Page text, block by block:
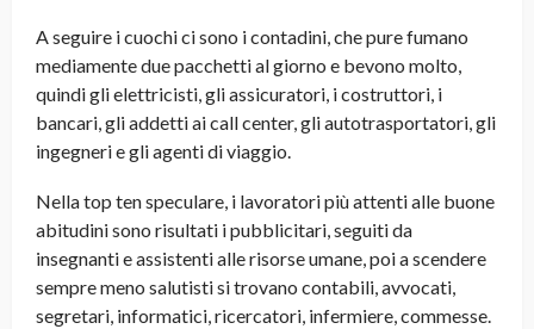
A seguire i cuochi ci sono i contadini, che pure fumano
mediamente due pacchetti al giorno e bevono molto,
quindi gli elettricisti, gli assicuratori, i costruttori, i
bancari, gli addetti ai call center, gli autotrasportatori, gli
ingegneri e gli agenti di viaggio.
Nella top ten speculare, i lavoratori più attenti alle buone
abitudini sono risultati i pubblicitari, seguiti da
insegnanti e assistenti alle risorse umane, poi a scendere
sempre meno salutisti si trovano contabili, avvocati,
segretari, informatici, ricercatori, infermiere, commesse.